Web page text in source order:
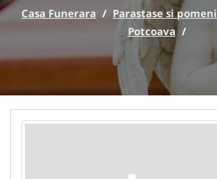
Casa Funerara / Parastase si pomeni
Potcoava /